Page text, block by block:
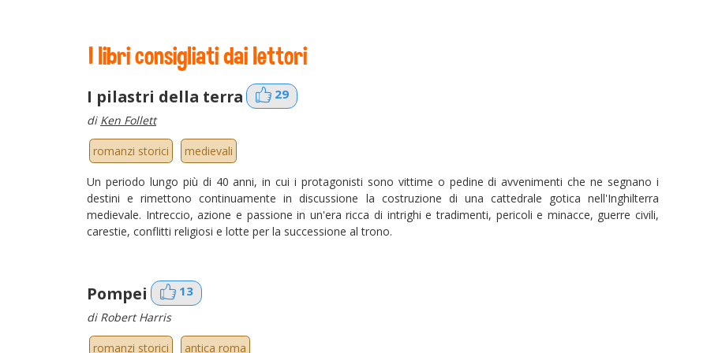
I libri consigliati dai lettori
I pilastri della terra 29
di Ken Follett
romanzi storici medievali
Un periodo lungo più di 40 anni, in cui i protagonisti sono vittime o pedine di avvenimenti che ne segnano i
destini e rimettono continuamente in discussione la costruzione di una cattedrale gotica nell'Inghilterra
medievale. Intreccio, azione e passione in un'era ricca di intrighi e tradimenti, pericoli e minacce, guerre civili,
carestie, conflitti religiosi e lotte per la successione al trono.
Pompei 13
di Robert Harris
romanzi storici antica roma